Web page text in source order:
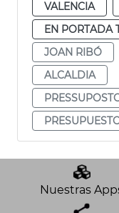
VALENCIA
EN PORTADA
JOAN RIBÓ
ALCALDIA
Nuestras